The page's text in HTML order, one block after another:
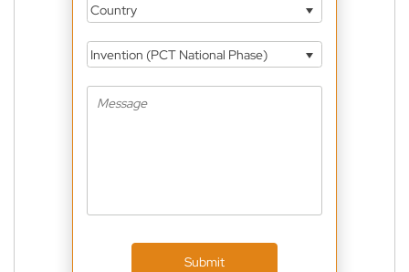
Country
Invention (PCT National Phase)
Submit